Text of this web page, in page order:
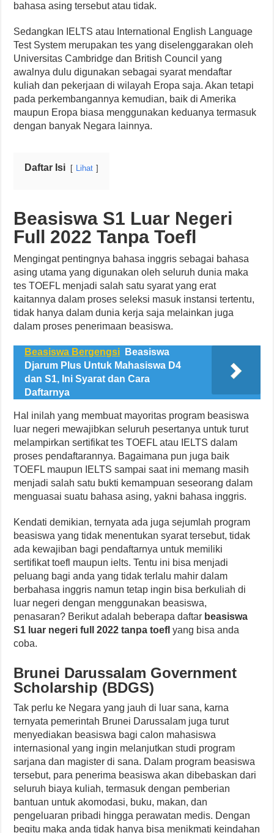
bahasa asing tersebut atau tidak.
Sedangkan IELTS atau International English Language
Test System merupakan tes yang diselenggarakan oleh
Universitas Cambridge dan British Council yang
awalnya dulu digunakan sebagai syarat mendaftar
kuliah dan pekerjaan di wilayah Eropa saja. Akan tetapi
pada perkembangannya kemudian, baik di Amerika
maupun Eropa biasa menggunakan keduanya termasuk
dengan banyak Negara lainnya.
Daftar Isi Lihat
Beasiswa S1 Luar Negeri
Full 2022 Tanpa Toefl
Mengingat pentingnya bahasa inggris sebagai bahasa
asing utama yang digunakan oleh seluruh dunia maka
tes TOEFL menjadi salah satu syarat yang erat
kaitannya dalam proses seleksi masuk instansi tertentu,
tidak hanya dalam dunia kerja saja melainkan juga
dalam proses penerimaan beasiswa.
Beasiswa Bergengsi
Beasiswa
Djarum Plus Untuk Mahasiswa D4
dan S1, Ini Syarat dan Cara
Daftarnya
Hal inilah yang membuat mayoritas program beasiswa
luar negeri mewajibkan seluruh pesertanya untuk turut
melampirkan sertifikat tes TOEFL atau IELTS dalam
proses pendaftarannya. Bagaimana pun juga baik
TOEFL maupun IELTS sampai saat ini memang masih
menjadi salah satu bukti kemampuan seseorang dalam
menguasai suatu bahasa asing, yakni bahasa inggris.
Kendati demikian, ternyata ada juga sejumlah program
beasiswa yang tidak menentukan syarat tersebut, tidak
ada kewajiban bagi pendaftarnya untuk memiliki
sertifikat toefl maupun ielts. Tentu ini bisa menjadi
peluang bagi anda yang tidak terlalu mahir dalam
berbahasa inggris namun tetap ingin bisa berkuliah di
luar negeri dengan menggunakan beasiswa,
penasaran? Berikut adalah beberapa daftar beasiswa
S1 luar negeri full 2022 tanpa toefl yang bisa anda
coba.
Brunei Darussalam Government
Scholarship (BDGS)
Tak perlu ke Negara yang jauh di luar sana, karna
ternyata pemerintah Brunei Darussalam juga turut
menyediakan beasiswa bagi calon mahasiswa
internasional yang ingin melanjutkan studi program
sarjana dan magister di sana. Dalam program beasiswa
tersebut, para penerima beasiswa akan dibebaskan dari
seluruh biaya kuliah, termasuk dengan pemberian
bantuan untuk akomodasi, buku, makan, dan
pengeluaran pribadi hingga perawatan medis. Dengan
begitu maka anda tidak hanya bisa menikmati keindahan